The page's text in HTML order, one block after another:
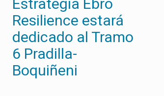
Estrategia Ebro
Resilience estará
dedicado al Tramo
6 Pradilla-
Boquiñeni